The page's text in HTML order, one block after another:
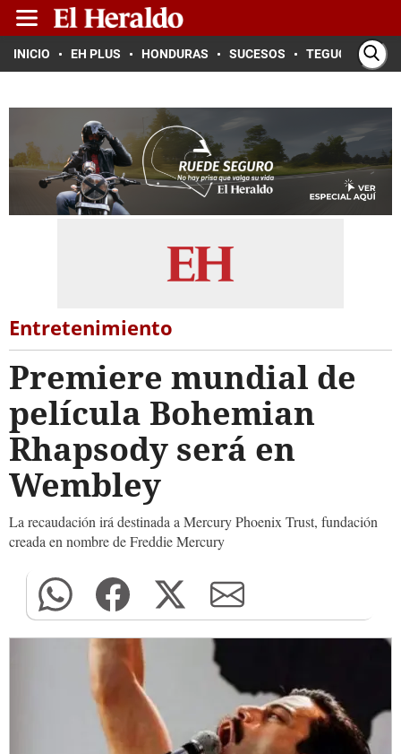
INICIO EH PLUS HONDURAS SUCESOS TEGUCIGALPA
Entretenimiento
Premiere mundial de
película Bohemian
Rhapsody será en
Wembley
La recaudación irá destinada a Mercury Phoenix Trust, fundación
creada en nombre de Freddie Mercury